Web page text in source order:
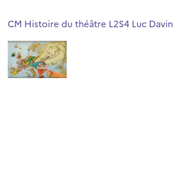
CM Histoire du théâtre L2S4 Luc Davin